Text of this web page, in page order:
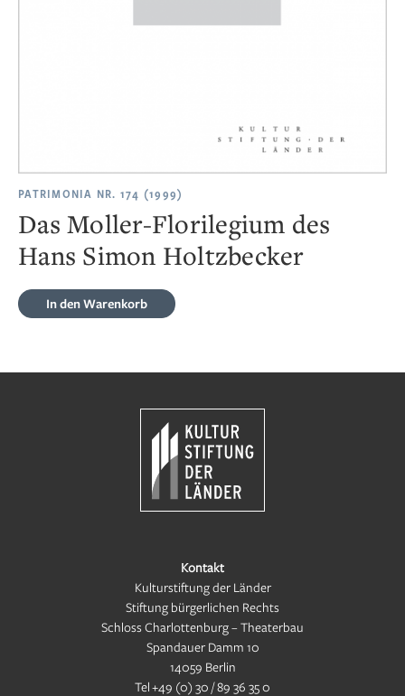
PATRIMONIA NR. 174 (1999)
Das Moller-Florilegium des
Hans Simon Holtzbecker
In den Warenkorb
Kontakt
Kulturstiftung der Länder
Stiftung bürgerlichen Rechts
Schloss Charlottenburg – Theaterbau
Spandauer Damm 10
14059 Berlin
Tel+49 (0) 30 / 89 36 35 0